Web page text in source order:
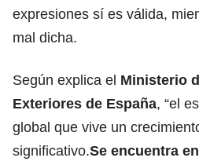
expresiones sí es válida,
mal dicha.
Según explica el Ministerio
Exteriores de España, “el
global que vive un
significativo.Se encuentra